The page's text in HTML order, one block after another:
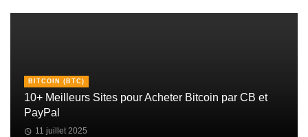
BITCOIN (BTC)
10+ Meilleurs Sites pour Acheter Bitcoin par CB et
PayPal
11 juillet 2025